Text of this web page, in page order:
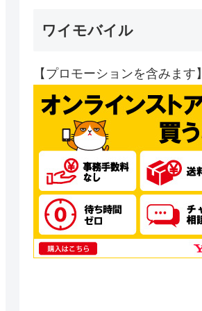
ワイモバイル
【プロモーションを含みます】